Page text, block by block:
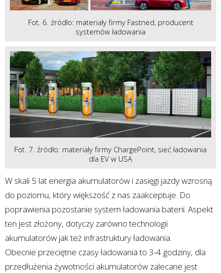
Fot. 6. źródło: materiały firmy Fastned, producent
systemów ładowania
Fot. 7. źródło: materiały firmy ChargePoint, sieć ładowania
dla EV w USA
W skali 5 lat energia akumulatorów i zasięgi jazdy wzrosną
do poziomu, który większość z nas zaakceptuje. Do
poprawienia pozostanie system ładowania baterii. Aspekt
ten jest złożony, dotyczy zarówno technologii
akumulatorów jak też infrastruktury ładowania.
Obecnie przeciętne czasy ładowania to 3-4 godziny, dla
przedłużenia żywotności akumulatorów zalecane jest